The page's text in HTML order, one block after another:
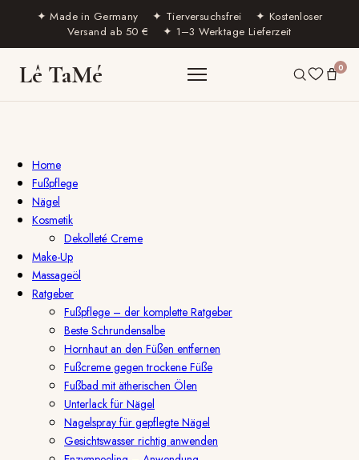
✦ Made in Germany ✦ Tierversuchsfrei ✦ Kostenloser
Versand ab 50 € ✦ 1–3 Werktage Lieferzeit
Lê TaMé 0
Home
Fußpflege
Nägel
Kosmetik
Dekolleté Creme
Make-Up
Massageöl
Ratgeber
Fußpflege – der komplette Ratgeber
Beste Schrundensalbe
Hornhaut an den Füßen entfernen
Fußcreme gegen trockene Füße
Fußbad mit ätherischen Ölen
Unterlack für Nägel
Nagelspray für gepflegte Nägel
Gesichtswasser richtig anwenden